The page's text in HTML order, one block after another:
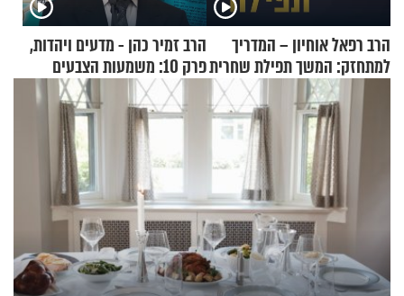
הרב רפאל אוחיון – המדריך
למתחזק: המשך תפילת שחרית
מאשרי ועד עלינו
הרב זמיר כהן - מדעים ויהדות,
פרק 10: משמעות הצבעים
בעולם